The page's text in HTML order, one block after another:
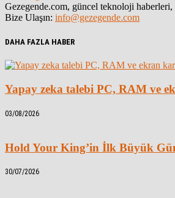
Gezegende.com, güncel teknoloji
Bize Ulaşın: info@gezegende.com
DAHA FAZLA HABER
Yapay zeka talebi PC, RAM ve
03/08/2026
Hold Your King’in İlk Büyük
30/07/2026